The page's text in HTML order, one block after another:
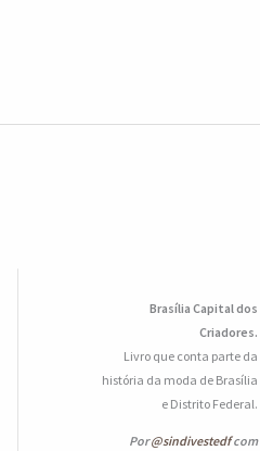
Brasília Capital dos
Criadores.
Livro que conta parte da
história da moda de Brasília
e Distrito Federal.
Por@sindivestedfcom